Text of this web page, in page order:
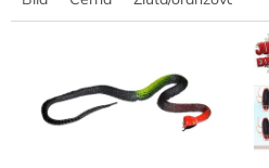
technologií! :-)